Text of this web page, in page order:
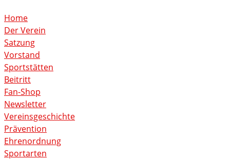
Home
Der Verein
Satzung
Vorstand
Sportstätten
Beitritt
Fan-Shop
Newsletter
Vereinsgeschichte
Prävention
Ehrenordnung
Sportarten